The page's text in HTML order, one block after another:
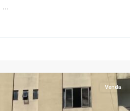
...
Venda